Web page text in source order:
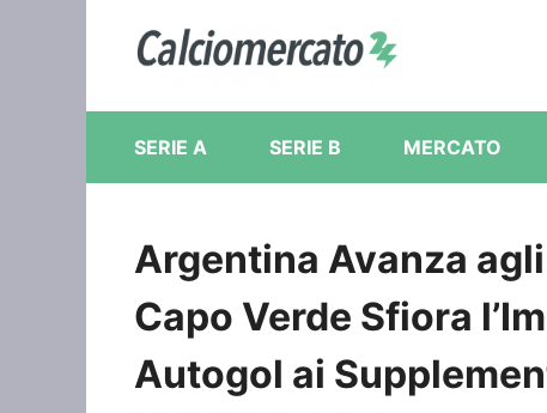
contenuto
SERIE A SERIE B MERCATO
Argentina Avanza
Capo Verde Sfiora
Autogol ai